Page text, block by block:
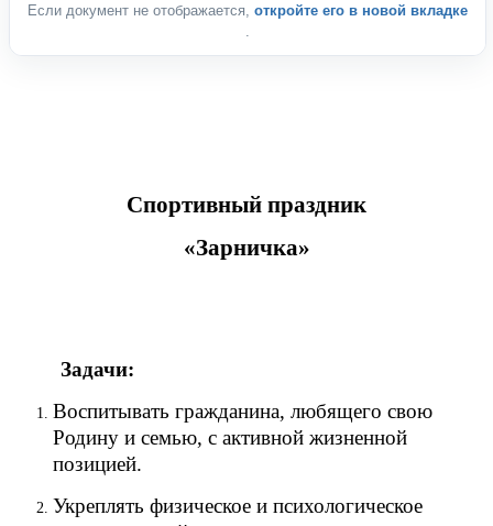
Если документ не отображается, откройте его в новой вкладке
Спортивный праздник
«Зарничка»
Задачи:
Воспитывать гражданина, любящего свою
Родину и семью, с активной жизненной
позицией.
Укреплять физическое и психологическое